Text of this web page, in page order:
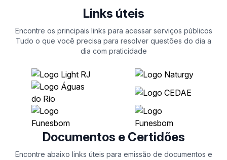
Links úteis
Encontre os principais links para acessar serviços públicos
Tudo o que você precisa para resolver questões do dia a
dia com praticidade
Documentos e Certidões
Encontre abaixo links úteis para emissão de documentos e